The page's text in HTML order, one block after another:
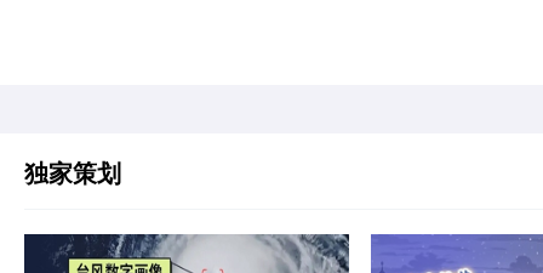
独家策划